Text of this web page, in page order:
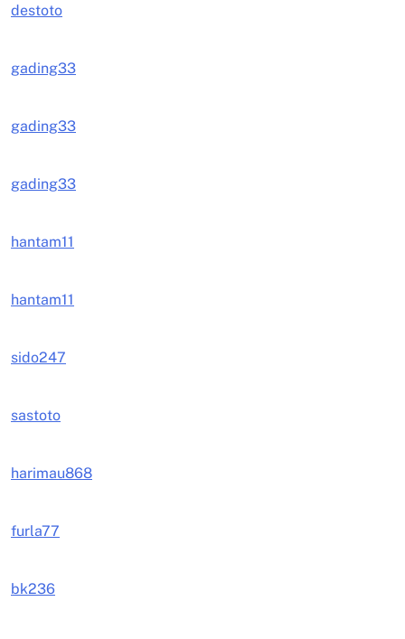
destoto
gading33
gading33
gading33
hantam11
hantam11
sido247
sastoto
harimau868
furla77
bk236